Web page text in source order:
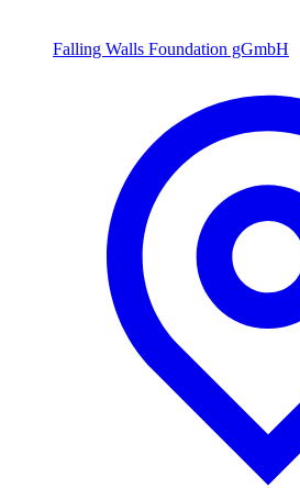
Falling Walls Foundation gGmbH